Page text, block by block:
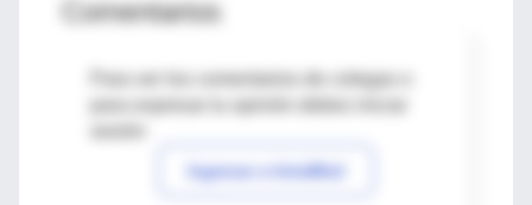
Comentarios
Para ver los comentarios de colegas o
Ingresar a IntraMed